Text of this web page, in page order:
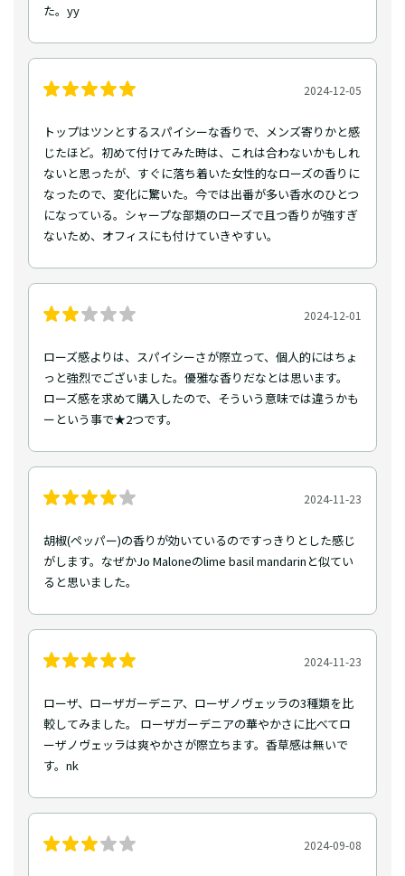
た。yy
2024-12-05
トップはツンとするスパイシーな香りで、メンズ寄りかと感
じたほど。初めて付けてみた時は、これは合わないかもしれ
ないと思ったが、すぐに落ち着いた女性的なローズの香りに
なったので、変化に驚いた。今では出番が多い香水のひとつ
になっている。シャープな部類のローズで且つ香りが強すぎ
ないため、オフィスにも付けていきやすい。
2024-12-01
ローズ感よりは、スパイシーさが際立って、個人的にはちょ
っと強烈でございました。優雅な香りだなとは思います。
ローズ感を求めて購入したので、そういう意味では違うかも
ーという事で★2つです。
2024-11-23
胡椒(ペッパー)の香りが効いているのですっきりとした感じ
がします。なぜかJo Maloneのlime basil mandarinと似てい
ると思いました。
2024-11-23
ローザ、ローザガーデニア、ローザノヴェッラの3種類を比
較してみました。 ローザガーデニアの華やかさに比べてロ
ーザノヴェッラは爽やかさが際立ちます。香草感は無いで
す。nk
2024-09-08